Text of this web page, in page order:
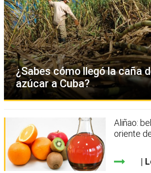
¿Sabes cómo llegó la caña
azúcar a Cuba?
Aliñao:
oriente